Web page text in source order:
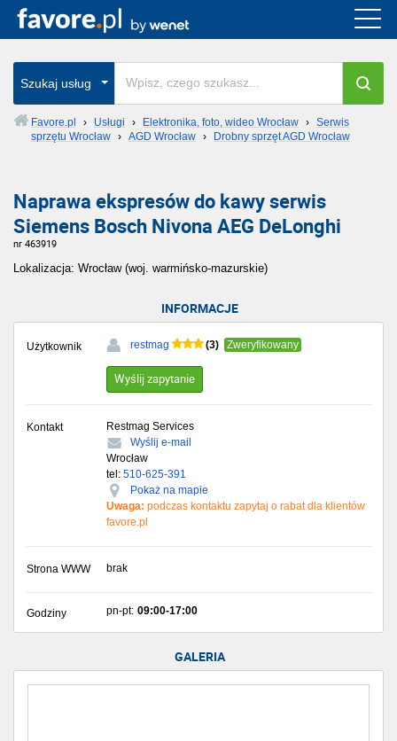
Szukaj usług
Favore.pl › Usługi › Elektronika, foto, wideo Wrocław › Serwis
sprzętu Wrocław › AGD Wrocław › Drobny sprzęt AGD Wrocław
Naprawa ekspresów do kawy serwis
Siemens Bosch Nivona AEG DeLonghi
nr 463919
Lokalizacja: Wrocław (woj. warmińsko-mazurskie)
INFORMACJE
Użytkownik restmag (3) Zweryfikowany
Wyślij zapytanie
Kontakt
Restmag Services
Wyślij e-mail
Wrocław
tel: 510-625-391
Pokaż na mapie
Uwaga: podczas kontaktu zapytaj o rabat dla klientów
favore.pl
Strona WWW brak
Godziny pn-pt: 09:00-17:00
GALERIA